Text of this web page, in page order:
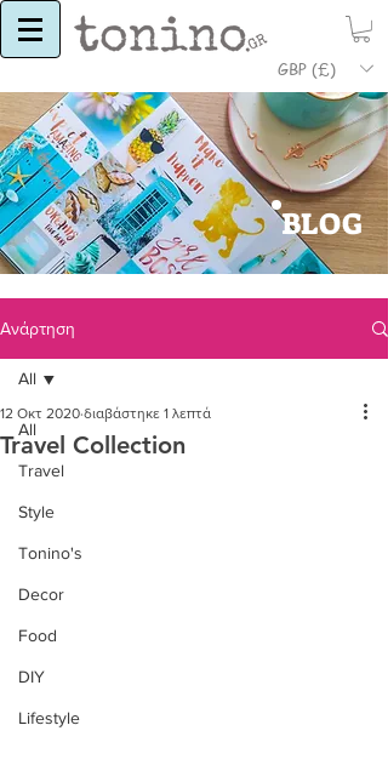
GBP (£)
BLOG
Ανάρτηση
All
Travel
Style
Tonino's
Decor
Food
DIY
Lifestyle
All
Travel Collection
12 Οκτ 2020 διαβάστηκε 1 λεπτά